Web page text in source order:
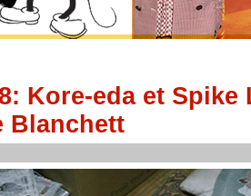
Kore-eda et Spike
Blanchett